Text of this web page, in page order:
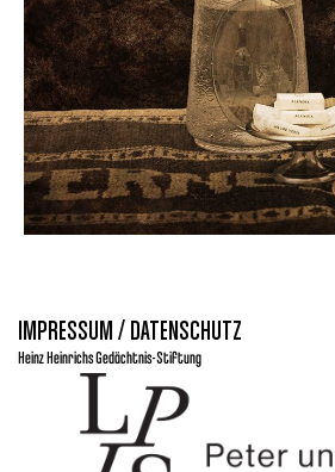
IMPRESSUM / DATENSCHUTZ
Heinz Heinrichs Gedächtnis-Stiftung